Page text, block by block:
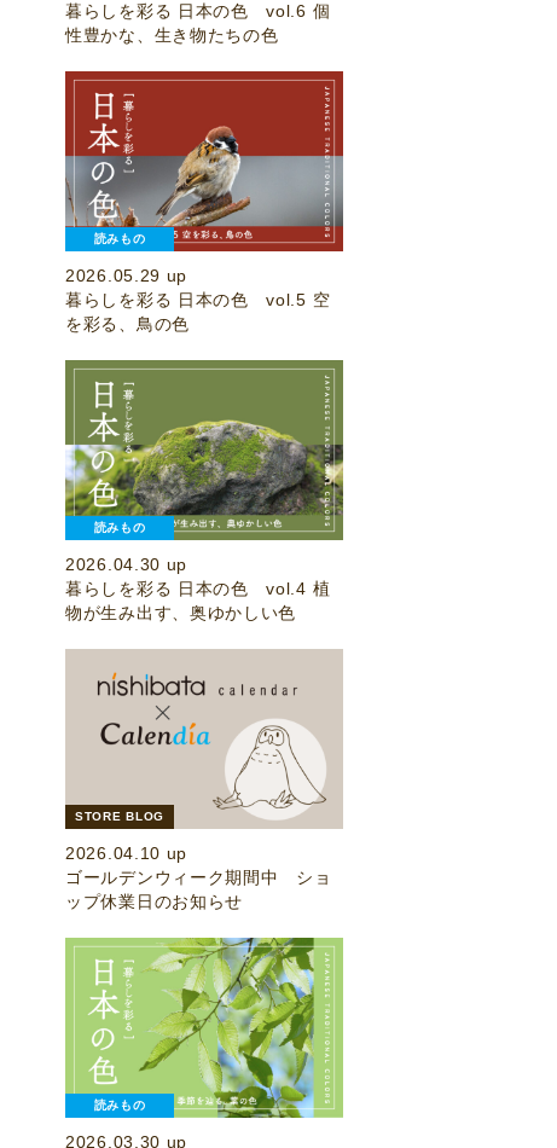
暮らしを彩る 日本の色 vol.6 個
性豊かな、生き物たちの色
読みもの
2026.05.29 up
暮らしを彩る 日本の色 vol.5 空
を彩る、鳥の色
読みもの
2026.04.30 up
暮らしを彩る 日本の色 vol.4 植
物が生み出す、奥ゆかしい色
STORE BLOG
2026.04.10 up
ゴールデンウィーク期間中 ショ
ップ休業日のお知らせ
読みもの
2026.03.30 up